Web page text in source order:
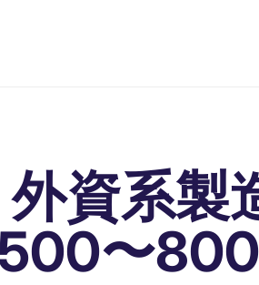
資系製
〜